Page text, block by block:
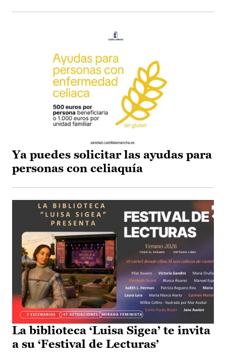
Ya puedes solicitar las ayudas para
personas con celiaquía
La biblioteca ‘Luisa Sigea’ te invita
a su ‘Festival de Lecturas’